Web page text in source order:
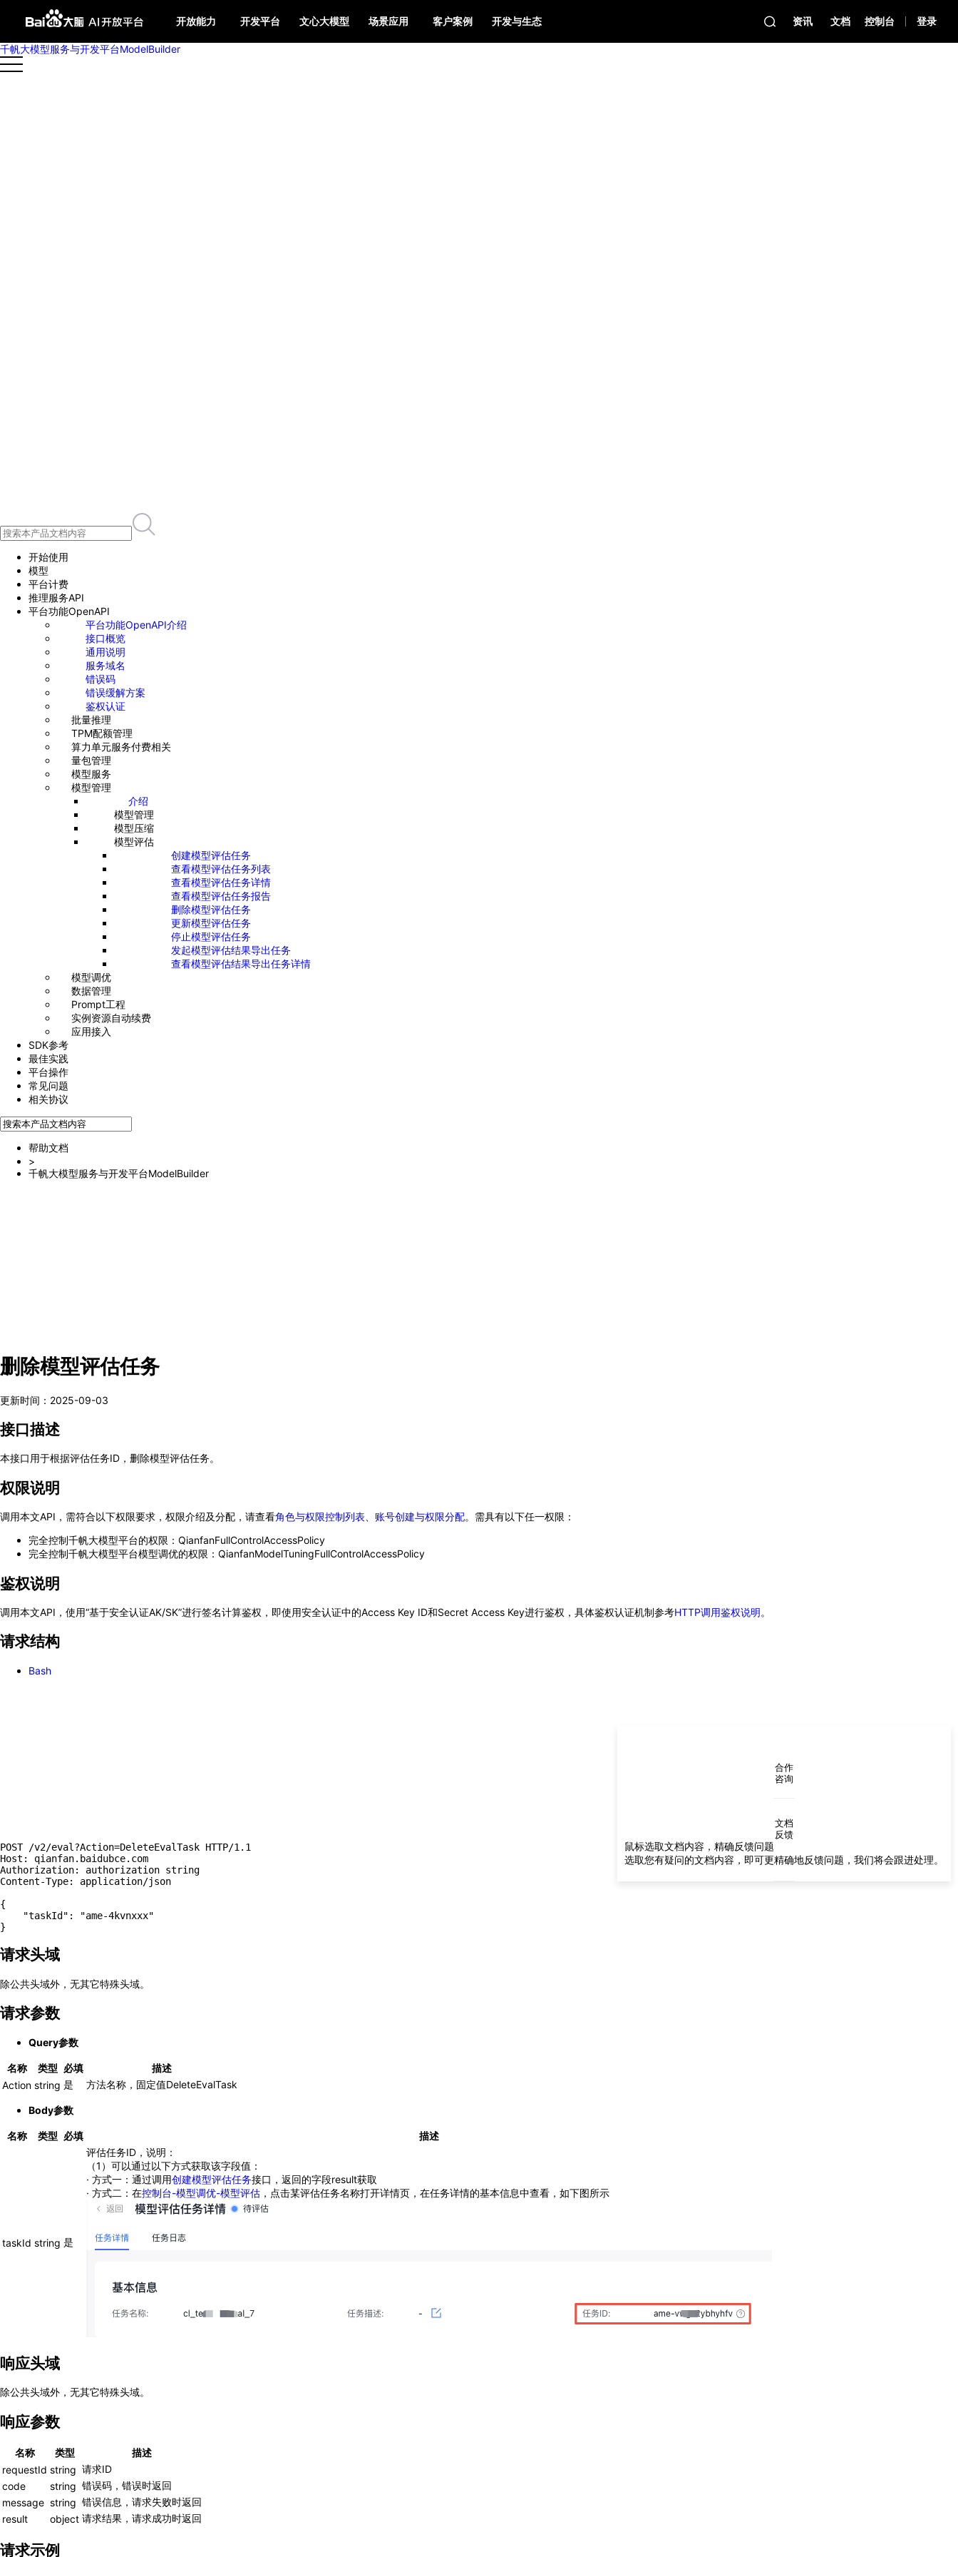
开放能力 开发平台 文心大模型 场景应用 客户案例 开发与生态 资讯 文档 控制台 登录
千帆大模型服务与开发平台ModelBuilder
开始使用
模型
平台计费
推理服务API
平台功能OpenAPI
平台功能OpenAPI介绍
接口概览
通用说明
服务域名
错误码
错误缓解方案
鉴权认证
批量推理
TPM配额管理
算力单元服务付费相关
量包管理
模型服务
模型管理
介绍
模型管理
模型压缩
模型评估
创建模型评估任务
查看模型评估任务列表
查看模型评估任务详情
查看模型评估任务报告
删除模型评估任务
更新模型评估任务
停止模型评估任务
发起模型评估结果导出任务
查看模型评估结果导出任务详情
模型调优
数据管理
Prompt工程
实例资源自动续费
应用接入
SDK参考
最佳实践
平台操作
常见问题
相关协议
帮助文档
>
千帆大模型服务与开发平台ModelBuilder
删除模型评估任务
更新时间 ： 2025-09-03
接口描述
本接口用于根据评估任务ID，删除模型评估任务。
权限说明
调用本文API，需符合以下权限要求，权限介绍及分配，请查看角色与权限控制列表 账号创建与权限分配。需具有以下任一权限：
完全控制千帆大模型平台的权限：QianfanFullControlAccessPolicy
完全控制千帆大模型平台模型调优的权限：QianfanModelTuningFullControlAccessPolicy
鉴权说明
调用本文API，使用“基于安全认证AK/SK”进行签名计算鉴权，即使用安全认证中的Access Key ID和Secret Access Key进行鉴权，具体鉴权认证机制参考HTTP调用鉴权说明。
请求结构
Bash
POST /v2/eval?Action=DeleteEvalTask HTTP/1.1
Host: qianfan.baidubce.com
Authorization: authorization string
Content-Type: application/json
{
"taskId" :
"ame-4kvnxxx"
}
请求头域
除公共头域外，无其它特殊头域。
请求参数
Query参数
名称 类型 必填
描述
Action string 是 方法名称，固定值DeleteEvalTask
Body参数
名称 类型 必填 描述
taskId string 是
评估任务ID，说明：
（1）可以通过以下方式获取该字段值：
· 方式一：通过调用创建模型评估任务接口，返回的字段result获取
· 方式二：在控制台-模型调优-模型评估 ，点击某评估任务名称打开详情页，在任务详情的基本信息中查看，如下图所示
响应头域
除公共头域外，无其它特殊头域。
响应参数
名称 类型
描述
requestId string 请求ID
code
string 错误码，错误时返回
message string 错误信息，请求失败时返回
result
object 请求结果，请求成功时返回
请求示例
合作
咨询
文档
反馈
鼠标选取文档内容，精确反馈问题
选取您有疑问的文档内容，即可更精确地反馈问题，我们将会跟进处理。